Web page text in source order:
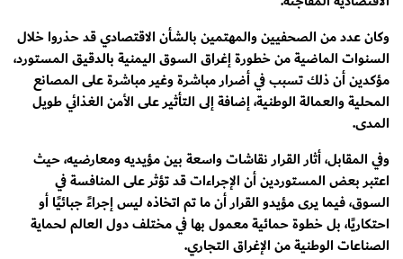
وكان عدد من الصحفيين والمهتمين بالشأن الاقتصادي قد حذروا خلال
السنوات الماضية من خطورة إغراق السوق اليمنية بالدقيق المستورد،
مؤكدين أن ذلك تسبب في أضرار مباشرة وغير مباشرة على المصانع
المحلية والعمالة الوطنية، إضافة إلى التأثير على الأمن الغذائي طويل
المدى.
وفي المقابل، أثار القرار نقاشات واسعة بين مؤيديه ومعارضيه، حيث
اعتبر بعض المستوردين أن الإجراءات قد تؤثر على المنافسة في
السوق، فيما يرى مؤيدو القرار أن ما تم اتخاذه ليس إجراءً جبائيًا أو
احتكاريًا، بل خطوة حمائية معمول بها في مختلف دول العالم لحماية
الصناعات الوطنية من الإغراق التجاري.